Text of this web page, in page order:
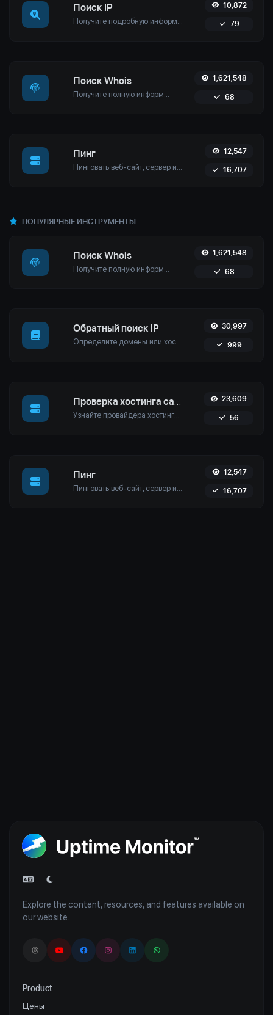
Поиск IP
Получите подробную информацию о любом IP-адресе, включая геолокацию, данные о провайдере и многое другое.
10,872
79
Поиск Whois 1,621,548
68
Пинг
Пинговать веб-сайт, сервер или порт. Тестируйте из нескольких мест, настраивайте параметры и получайте результаты в реальном времени, чтобы обеспечить оптимальную производительность сети.
12,547
16,707
ПОПУЛЯРНЫЕ ИНСТРУМЕНТЫ
Поиск Whois 1,621,548
68
Обратный поиск IP
Определите домены или хосты, связанные с конкретным IP-адресом. Получите подробную информацию о хосте, подключенном к любому заданному IP.
30,997
999
Проверка хостинга сайта 23,609
56
Пинг 12,547
16,707
Explore the content, resources, and features available on
our website.
Product
Цены